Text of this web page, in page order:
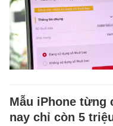
Mẫu iPhone từng
nay chỉ còn 5